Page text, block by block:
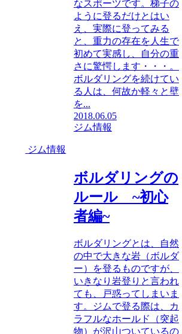
なスポーツです。梯子の
ように登るだけとはい
え、実際に登ってみる
と、重力の存在を人生で
初めて実感し、自分の重
さに驚愕します・・・。
ボルダリングを続けてい
る人は、何故か軽々と壁
を...
2018.06.05
ジム情報
ジム情報
ボルダリングの
ルール ~初心
者編~
ボルダリングとは、自然
の中で大きな岩（ボルダ
ー）を登るものですが、
いきなり岩登りと言われ
ても、戸惑ってしまいま
す。ジムで登る際は、カ
ラフルなホールド（突起
物）が沢山ついているの